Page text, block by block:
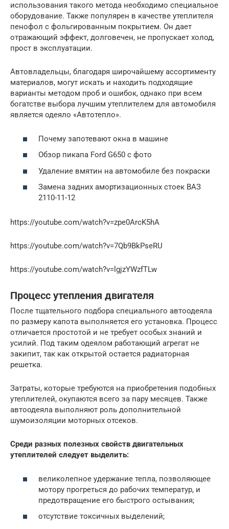
использования такого метода необходимо специальное
оборудование. Также популярен в качестве утеплителя
пенофол с фольгированным покрытием. Он дает
отражающий эффект, долговечен, не пропускает холод,
прост в эксплуатации.
Автовладельцы, благодаря широчайшему ассортименту
материалов, могут искать и находить подходящие
варианты методом проб и ошибок, однако при всем
богатстве выбора лучшим утеплителем для автомобиля
является одеяло «Автотепло».
Почему запотевают окна в машине
Обзор пикапа Ford G650 с фото
Удаление вмятин на автомобиле без покраски
Замена задних амортизационных стоек ВАЗ
2110-11-12
https://youtube.com/watch?v=zpe0ArcK5hA
https://youtube.com/watch?v=7Qb9BkPseRU
https://youtube.com/watch?v=lgjzYWzfTLw
Процесс утепления двигателя
После тщательного подбора специального автоодеяла
по размеру капота выполняется его установка. Процесс
отличается простотой и не требует особых знаний и
усилий. Под таким одеялом работающий агрегат не
закипит, так как открытой остается радиаторная
решетка.
Затраты, которые требуются на приобретения подобных
утеплителей, окупаются всего за пару месяцев. Также
автоодеяла выполняют роль дополнительной
шумоизоляции моторных отсеков.
Среди разных полезных свойств двигательных
утеплителей следует выделить:
великолепное удержание тепла, позволяющее
мотору прогреться до рабочих температур, и
предотвращение его быстрого остывания;
отсутствие токсичных выделений;